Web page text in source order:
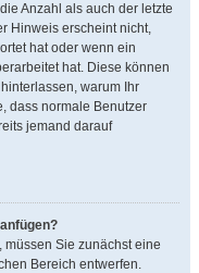
Anzahl als auch der letzte
Hinweis erscheint nicht,
hat oder wenn ein
hat. Diese können
warum Ihr
dass normale Benutzer
jemand darauf
Sie zunächst eine
Bereich entwerfen.